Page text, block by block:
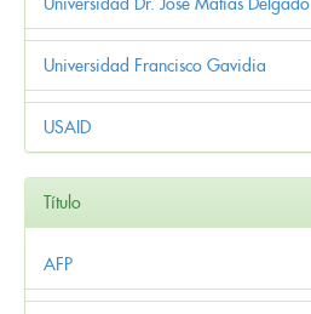
Universidad Francisco Gavidia
USAID
Título
AFP